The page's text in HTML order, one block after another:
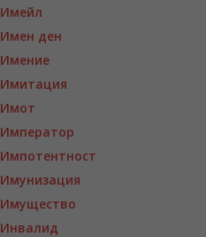
Имейл
Имен ден
Имение
Имитация
Имот
Император
Импотентност
Имунизация
Имущество
Инвалид